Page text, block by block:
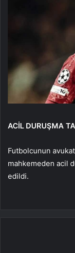
ACİL DURUŞMA
Futbolcunun
mahkemeden acil
edildi.